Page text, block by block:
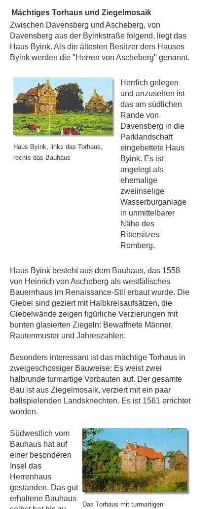
Mächtiges Torhaus und Ziegelmosaik
Zwischen Davensberg und Ascheberg, von
Davensberg aus der Byinkstraße folgend, liegt das
Haus Byink. Als die ältesten Besitzer ders Hauses
Byink werden die "Herren von Ascheberg" genannt.
Haus Byink, links das Torhaus,
rechts das Bauhaus
Herrlich gelegen
und anzusehen ist
das am südlichen
Rande von
Davensberg in die
Parklandschaft
eingebettete Haus
Byink. Es ist
angelegt als
ehemalige
zweiinselige
Wasserburganlage
in unmittelbarer
Nähe des
Rittersitzes
Romberg.
Haus Byink besteht aus dem Bauhaus, das 1558
von Heinrich von Ascheberg als westfälisches
Bauernhaus im Renaissance-Stil erbaut wurde. Die
Giebel sind geziert mit Halbkreisaufsätzen, die
Giebelwände zeigen figürliche Verzierungen mit
bunten glasierten Ziegeln: Bewaffnete Männer,
Rautenmuster und Jahreszahlen.
Besonders interessant ist das mächtige Torhaus in
zweigeschossiger Bauweise: Es weist zwei
halbrunde turmartige Vorbauten auf. Der gesamte
Bau ist aus Ziegelmosaik, verziert mit ein paar
ballspielenden Landsknechten. Es ist 1561 errichtet
worden.
Südwestlich vom
Bauhaus hat auf
einer besonderen
Insel das
Herrenhaus
gestanden. Das gut
erhaltene Bauhaus
Das Torhaus mit turmartigen